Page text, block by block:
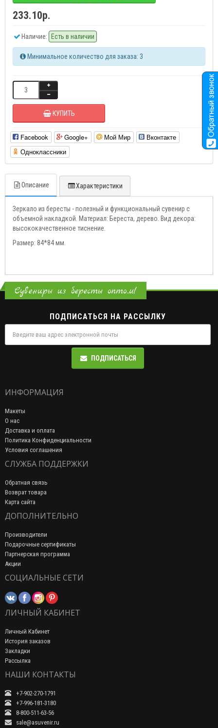
233.10р.
Наличие: Есть в наличии
Минимальное количество для заказа: 3
КУПИТЬ
Facebook Google+ Мой Мир
Вконтакте
Одноклассники
Описание Характеристики
Зеркало из бересты - полезный и функциональный сувенир с
объемной накладкой. Материал: Береста, дерево. Вид декора:
высококачественное тиснение.
Размер: 84*84 мм.
Сувениры из бересты оптом!
ПОДПИСАТЬСЯ НА РАССЫЛКУ
ПОДПИСАТЬСЯ
ИНФОРМАЦИЯ
Макеты
О нас
Доставка и оплата
Политика Конфиденциальности
Условия соглашения
СЛУЖБА ПОДДЕРЖКИ
Обратная связь
Возврат товара
Карта сайта
ДОПОЛНИТЕЛЬНО
Производители
Подарочные сертификаты
Партнерская программа
Акции
СОЦИАЛЬНЫЕ СЕТИ
ЛИЧНЫЙ КАБИНЕТ
Личный Кабинет
История заказов
Закладки
Рассылка
НАШИ КОНТАКТЫ
+7-902-270-1791
+7-996-181-3180
8-800-511-63-56
sale@asuvenir.ru